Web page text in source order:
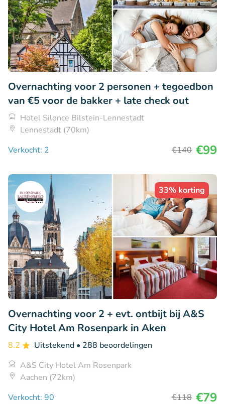
Overnachting voor 2 personen + tegoedbon
van €5 voor de bakker + late check out
Hotel Silonce Bilstein-Lennestadt
Lennestadt (70km)
Verkocht: 2
€140 €99
33% korting
Overnachting voor 2 + evt. ontbijt bij A&S
City Hotel Am Rosenpark in Aken
8.2 Uitstekend • 288 beoordelingen
A&S City Hotel Am Rosenpark
Aachen (72km)
Verkocht: 90
€118 €79